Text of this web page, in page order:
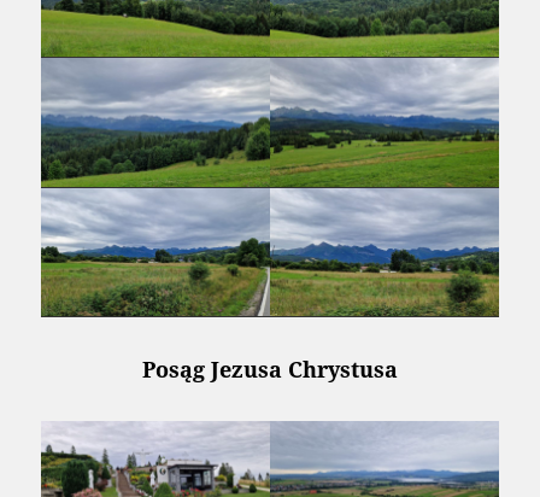
Posąg Jezusa Chrystusa